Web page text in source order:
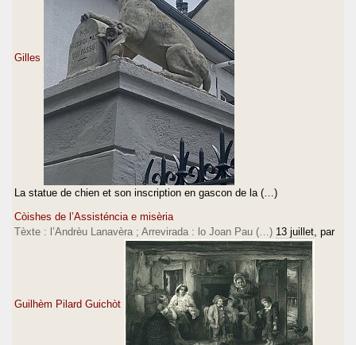
Gilles
La statue de chien et son inscription en gascon de la (…)
Còishes de l’Assisténcia e misèria
Tèxte : l’Andrèu Lanavèra ; Arrevirada : lo Joan Pau (…) 13 juillet , par
Guilhèm Pilard Guichòt